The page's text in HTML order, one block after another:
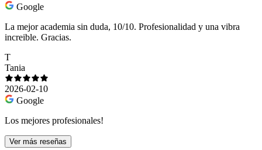
Google
La mejor academia sin duda, 10/10. Profesionalidad y una vibra
increible. Gracias.
T
Tania
2026-02-10
Google
Los mejores profesionales!
Ver más reseñas